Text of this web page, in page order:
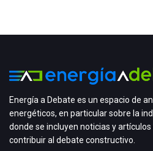
Energía a Debate es un espacio de
energéticos, en particular sobre la
donde se incluyen noticias y
contribuir al debate constructivo.